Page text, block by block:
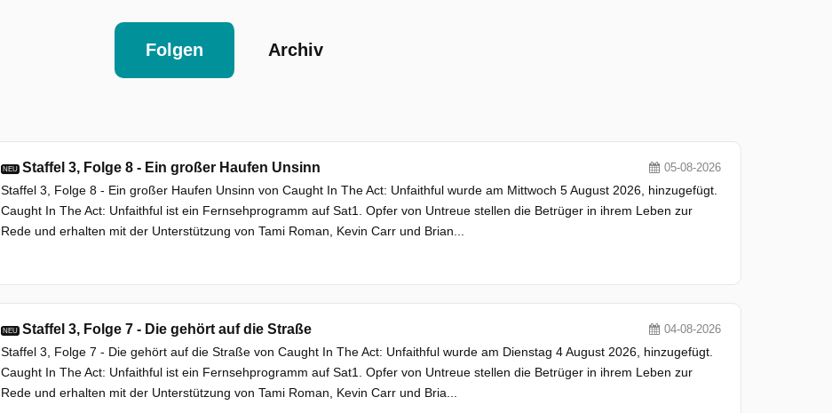
Folgen Archiv
NEU Staffel 3, Folge 8 - Ein großer Haufen Unsinn 05-08-2026
Staffel 3, Folge 8 - Ein großer Haufen Unsinn von Caught In The Act: Unfaithful wurde am Mittwoch 5 August 2026, hinzugefügt.
Caught In The Act: Unfaithful ist ein Fernsehprogramm auf Sat1. Opfer von Untreue stellen die Betrüger in ihrem Leben zur
Rede und erhalten mit der Unterstützung von Tami Roman, Kevin Carr und Brian...
NEU Staffel 3, Folge 7 - Die gehört auf die Straße 04-08-2026
Staffel 3, Folge 7 - Die gehört auf die Straße von Caught In The Act: Unfaithful wurde am Dienstag 4 August 2026, hinzugefügt.
Caught In The Act: Unfaithful ist ein Fernsehprogramm auf Sat1. Opfer von Untreue stellen die Betrüger in ihrem Leben zur
Rede und erhalten mit der Unterstützung von Tami Roman, Kevin Carr und Bria...